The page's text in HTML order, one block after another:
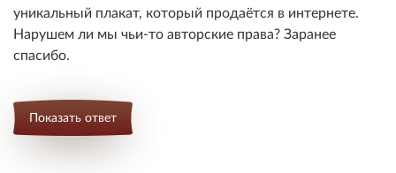
уникальный плакат, который продаётся в интернете.
Нарушем ли мы чьи-то авторские права? Заранее
спасибо.
Показать ответ